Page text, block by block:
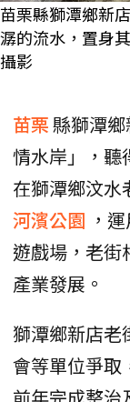
苗栗縣獅潭鄉新
潺的流水，置身
攝影
苗栗縣獅潭
情水岸」，聽
在獅潭鄉汶水
河濱公園 ，
遊戲場，老街
產業發展。
獅潭鄉新店老
會等單位爭取
前年完成整治